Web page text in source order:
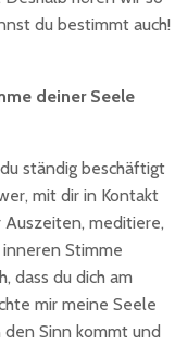
du bestimmt auch!
deiner Seele
ständig beschäftigt
mit dir in Kontakt
meditiere,
Stimme
dass du dich am
mir meine Seele
den Sinn kommt und